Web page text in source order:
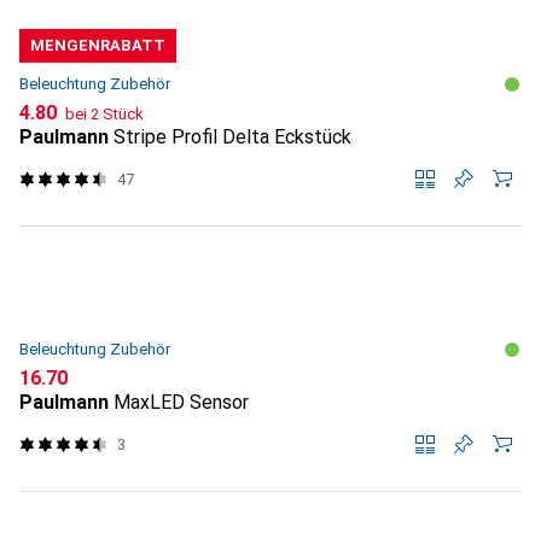
MENGENRABATT
Beleuchtung Zubehör
CHF
4.80 bei 2 Stück
Paulmann Stripe Profil Delta Eckstück
47
Beleuchtung Zubehör
CHF
16.70
Paulmann MaxLED Sensor
3